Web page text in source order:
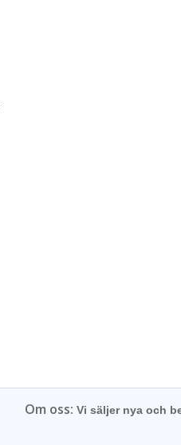
Om oss: Vi säljer nya och